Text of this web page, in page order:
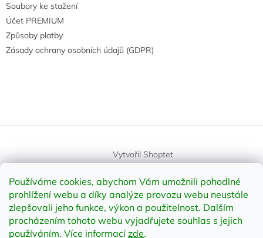
Používáme cookies, abychom Vám umožnili pohodlné
prohlížení webu a díky analýze provozu webu neustále
zlepšovali jeho funkce, výkon a použitelnost. Dalším
procházením tohoto webu vyjadřujete souhlas s jejich
používáním. Více informacízde.
Soubory ke stažení
Účet PREMIUM
Způsoby platby
Zásady ochrany osobních údajů (GDPR)
Vytvořil Shoptet
Copyright 2026 element-shop.cz
. Všechna práva vyhrazena.
Upravit nastavení cookies